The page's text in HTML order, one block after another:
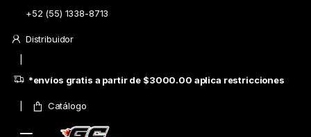
Skip to navigation
Skip to content
+52 (55) 1338-8713
Distribuidor
*envíos gratis a partir de $3000.00 aplica restricciones
Catálogo